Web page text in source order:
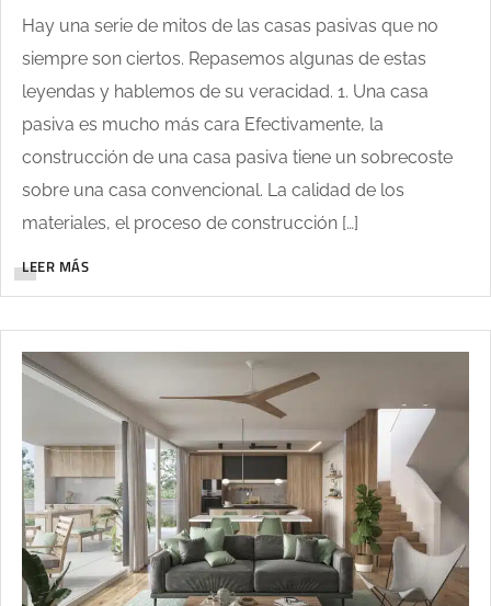
Hay una serie de mitos de las casas pasivas que no
siempre son ciertos. Repasemos algunas de estas
leyendas y hablemos de su veracidad. 1. Una casa
pasiva es mucho más cara Efectivamente, la
construcción de una casa pasiva tiene un sobrecoste
sobre una casa convencional. La calidad de los
materiales, el proceso de construcción […]
LEER MÁS